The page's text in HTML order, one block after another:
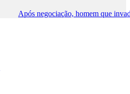
Após negociação, homem que invadiu